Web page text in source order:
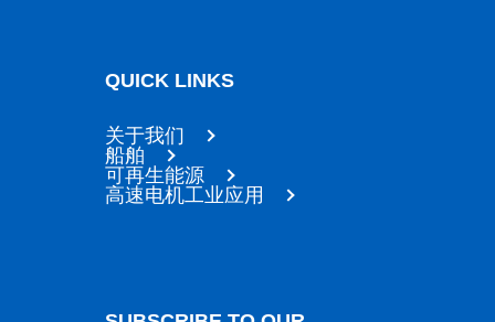
QUICK LINKS
关于我们
船舶
可再生能源
高速电机工业应用